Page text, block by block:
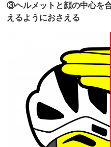
③ヘルメットと顔の中心を
えるようにおさえる